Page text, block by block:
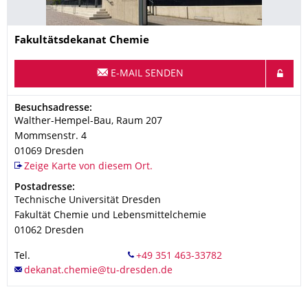
Name
Fakultätsdekanat Chemie
E-MAIL SENDEN
Adresse
Besuchsadresse:
Walther-Hempel-Bau, Raum 207
Mommsenstr. 4
01069 Dresden
Zeige Karte von diesem Ort.
Adresse
Postadresse:
Technische Universität Dresden
Fakultät Chemie und Lebensmittelchemie
01062 Dresden
Tel.